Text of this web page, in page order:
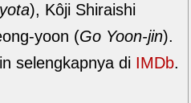
), Kôji Shiraishi
yoon (Go Yoon-jin).
selengkapnya di IMDb.